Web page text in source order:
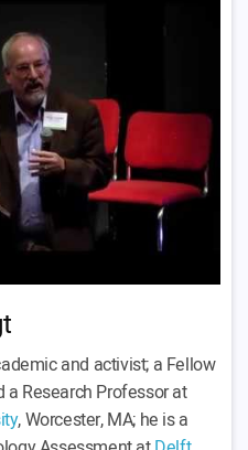
and activist; a Fellow
a Research Professor at
, Worcester, MA; he is a